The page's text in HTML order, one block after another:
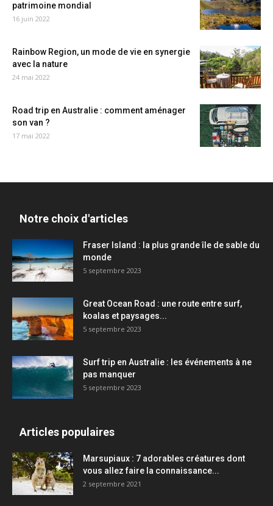
patrimoine mondial
16 juin 2022
Rainbow Region, un mode de vie en synergie
avec la nature
24 mai 2022
Road trip en Australie : comment aménager
son van ?
17 mai 2022
Notre choix d'articles
Fraser Island : la plus grande île de sable du
monde
5 septembre 2023
Great Ocean Road : une route entre surf,
koalas et paysages...
5 septembre 2023
Surf trip en Australie : les événements à ne
pas manquer
5 septembre 2023
Articles populaires
Marsupiaux : 7 adorables créatures dont
vous allez faire la connaissance...
2 septembre 2021